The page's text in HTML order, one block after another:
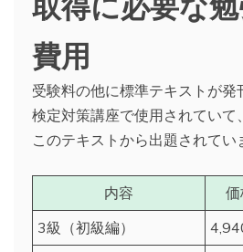
費用
受験料の他に標準テキストが発
検定対策講座で使用されていて
このテキストから出題されてい
内容
価
3級（初級編）